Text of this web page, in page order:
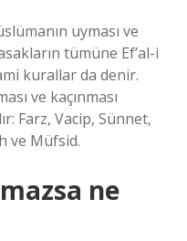
uyması ve
tümüne Ef’al-i
kurallar da denir.
ve kaçınması
Farz, Vacip, Sünnet,
ve Müfsid.
ne